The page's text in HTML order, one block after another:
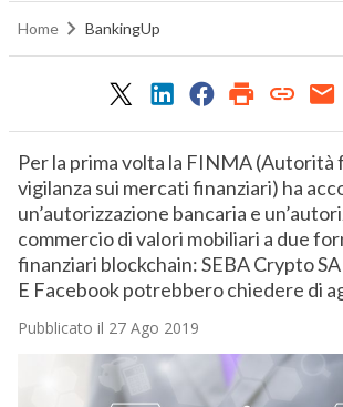
Home BankingUp
Per la prima volta la FINMA (Autorità
vigilanza sui mercati finanziari) ha
un’autorizzazione bancaria e
commercio di valori mobiliari a due
finanziari blockchain: SEBA Crypto
E Facebook potrebbero chiedere di
Pubblicato il 27 Ago 2019